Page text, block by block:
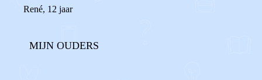
René, 12 jaar
MIJN OUDERS